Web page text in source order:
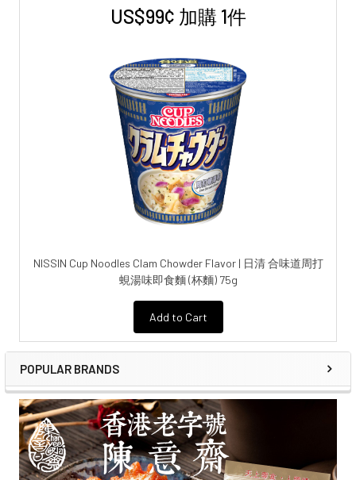
US$99¢ 加購 1件
NISSIN Cup Noodles Clam Chowder Flavor | 日清 合味道周打
蜆湯味即食麵 (杯麵) 75g
Add to Cart
POPULAR BRANDS